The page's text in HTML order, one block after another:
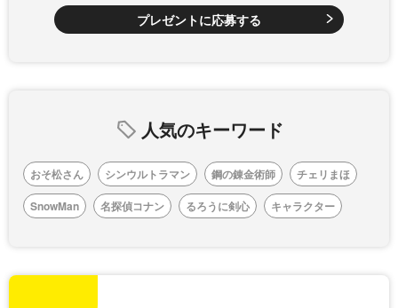
プレゼントに応募する
人気のキーワード
おそ松さん シンウルトラマン 鋼の錬金術師
チェリまほ
SnowMan
名探偵コナン るろうに剣心 キャラクター